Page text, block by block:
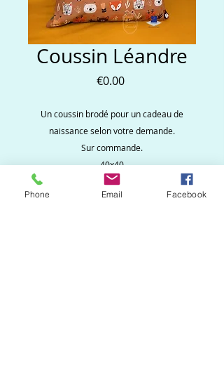
Coussin Léandre
€0.00Price
Un coussin brodé pour un cadeau de
naissance selon votre demande.
Sur commande.
40x40
Phone Email Facebook